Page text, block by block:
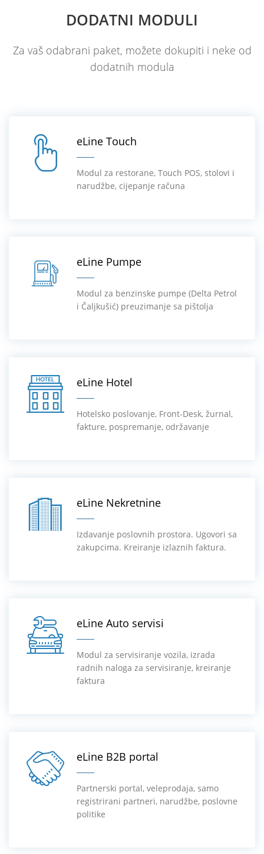
DODATNI MODULI
Za vaš odabrani paket, možete dokupiti i neke od
dodatnih modula
eLine Touch
Modul za restorane, Touch POS, stolovi i
narudžbe, cijepanje računa
eLine Pumpe
Modul za benzinske pumpe (Delta Petrol
i Čaljkušić) preuzimanje sa pištolja
eLine Hotel
Hotelsko poslovanje, Front-Desk, žurnal,
fakture, pospremanje, održavanje
eLine Nekretnine
Izdavanje poslovnih prostora. Ugovori sa
zakupcima. Kreiranje izlaznih faktura.
eLine Auto servisi
Modul za servisiranje vozila, izrada
radnih naloga za servisiranje, kreiranje
faktura
eLine B2B portal
Partnerski portal, veleprodaja, samo
registrirani partneri, narudžbe, poslovne
politike